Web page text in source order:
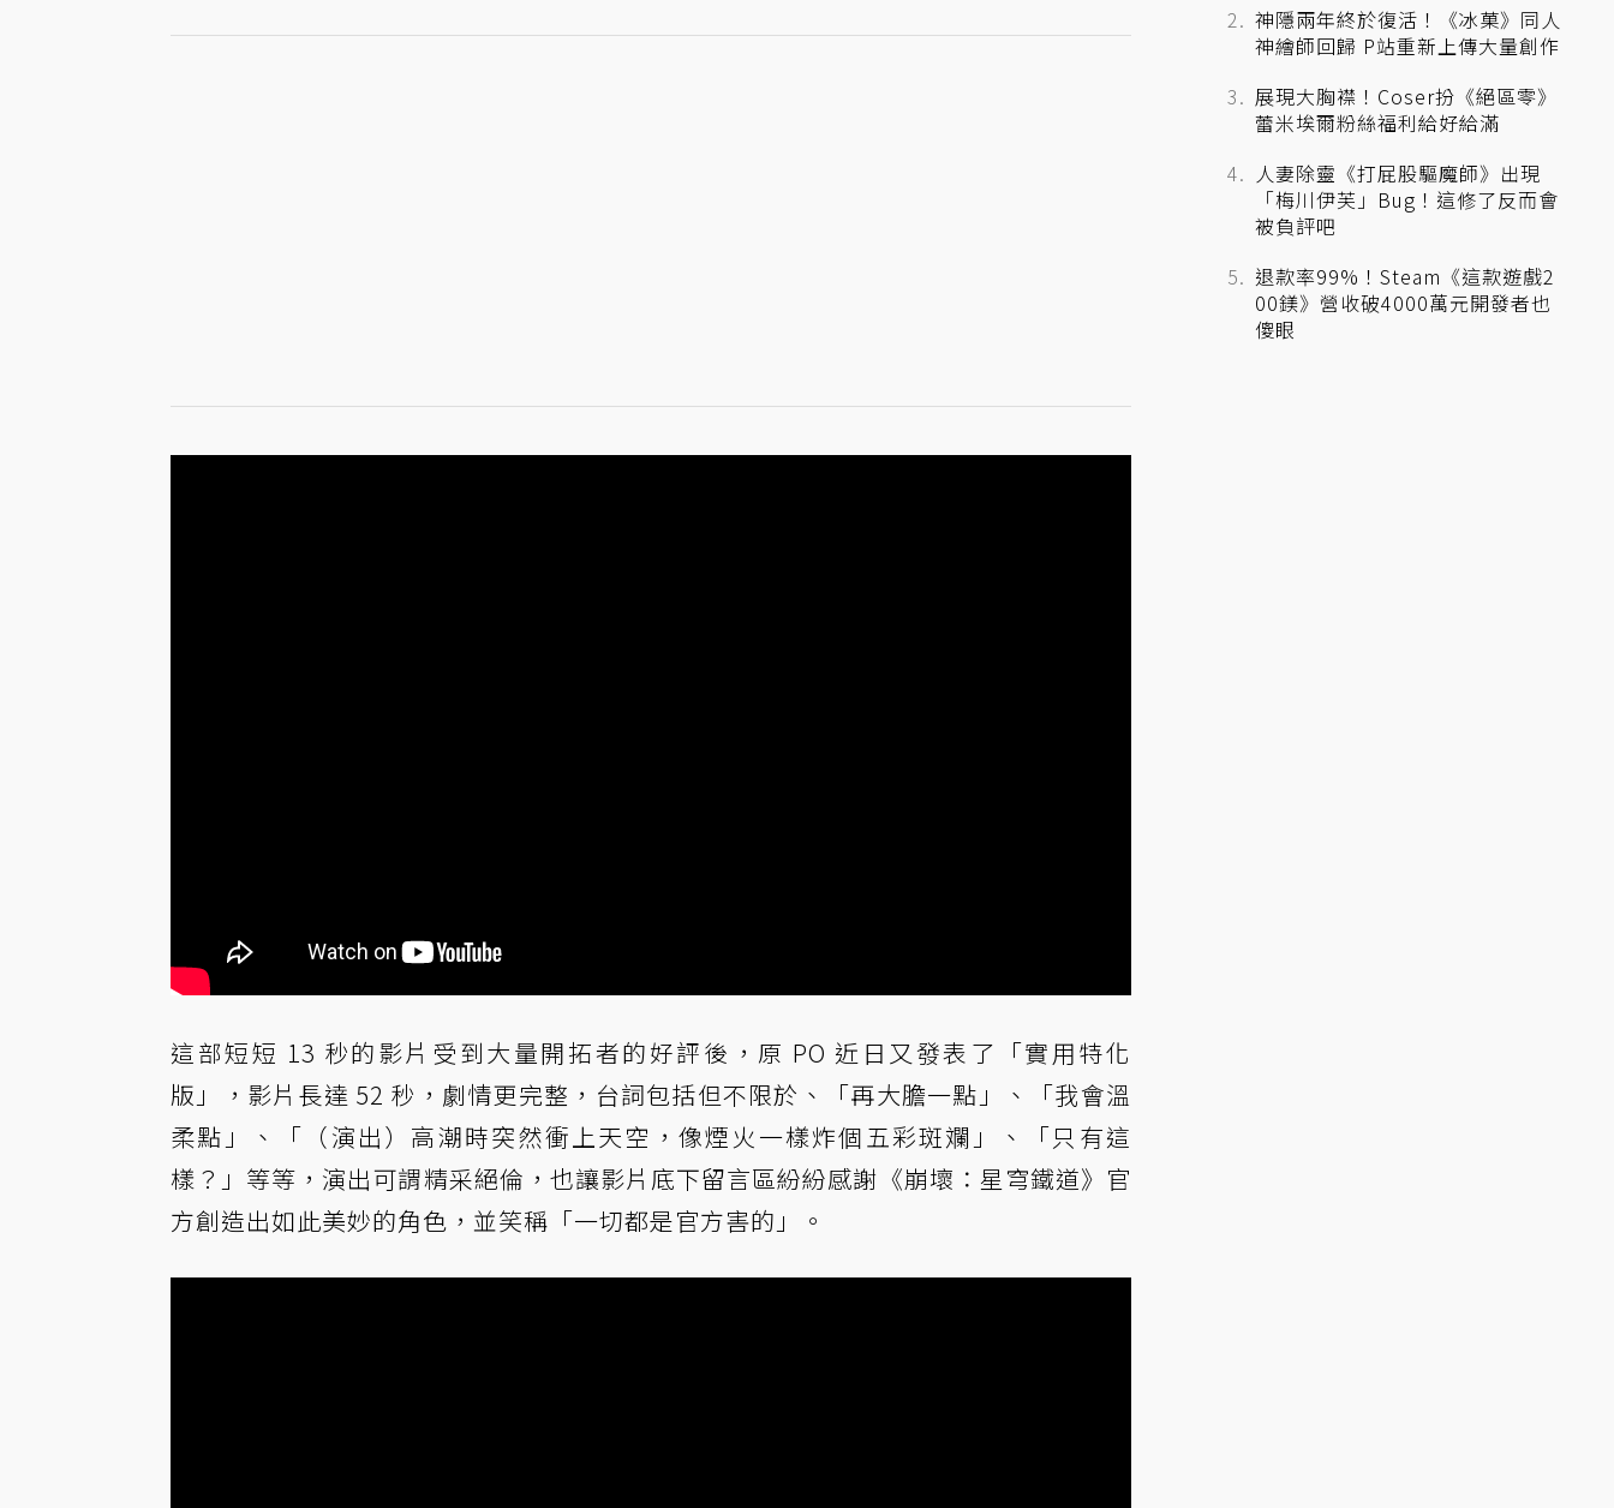
這部短短 13 秒的影片受到大量開拓者的好評後，原 PO 近日又發表了「實用特化
版」，影片長達 52 秒，劇情更完整，台詞包括但不限於、「再大膽一點」、「我會溫
柔點」、「（演出）高潮時突然衝上天空，像煙火一樣炸個五彩斑斕」、「只有這
樣？」等等，演出可謂精采絕倫，也讓影片底下留言區紛紛感謝《崩壞：星穹鐵道》官
方創造出如此美妙的角色，並笑稱「一切都是官方害的」。
神隱兩年終於復活！《冰菓》同人
神繪師回歸 P站重新上傳大量創作
展現大胸襟！Coser扮《絕區零》
蕾米埃爾粉絲福利給好給滿
人妻除靈《打屁股驅魔師》出現
「梅川伊芙」Bug！這修了反而會
被負評吧
退款率99%！Steam《這款遊戲2
00鎂》營收破4000萬元開發者也
傻眼